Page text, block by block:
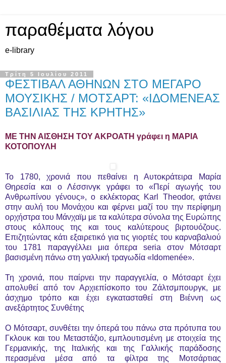
παραθέματα λόγου
e-library
Τρίτη 5 Ιουλίου 2011
ΦΕΣΤΙΒΑΛ ΑΘΗΝΩΝ ΣΤΟ ΜΕΓΑΡΟ
ΜΟΥΣΙΚΗΣ / ΜΟΤΣΑΡΤ: «ΙΔΟΜΕΝΕΑΣ
ΒΑΣΙΛΙΑΣ ΤΗΣ ΚΡΗΤΗΣ»
ΜΕ ΤΗΝ ΑΙΣΘΗΣΗ ΤΟΥ ΑΚΡΟΑΤΗ γράφει η ΜΑΡΙΑ
ΚΟΤΟΠΟΥΛΗ
Το 1780, χρονιά που πεθαίνει η Αυτοκράτειρα Μαρία
Θηρεσία και ο Λέσσινγκ γράφει το «Περί αγωγής του
Ανθρωπίνου γένους», ο εκλέκτορας Karl Theodor, φτάνει
στην αυλή του Μονάχου και φέρνει μαζί του την περίφημη
ορχήστρα του Μάνχαϊμ με τα καλύτερα σύνολα της Ευρώπης
στους κόλπους της και τους καλύτερους βιρτουόζους.
Επιζητώντας κάτι εξαιρετικό για τις γιορτές του καρναβαλιού
του 1781 παραγγέλλει μια όπερα seria στον Μότσαρτ
βασισμένη πάνω στη γαλλική τραγωδία «Idomenée».
Τη χρονιά, που παίρνει την παραγγελία, ο Μότσαρτ έχει
απολυθεί από τον Αρχιεπίσκοπο του Ζάλτσμπουργκ, με
άσχημο τρόπο και έχει εγκατασταθεί στη Βιέννη ως
ανεξάρτητος Συνθέτης
Ο Μότσαρτ, συνθέτει την όπερά του πάνω στα πρότυπα του
Γκλουκ και του Μεταστάζιο, εμπλουτισμένη με στοιχεία της
Γερμανικής, της Ιταλικής και της Γαλλικής παράδοσης
περασμένα μέσα από τα φίλτρα της Μοτσάρτιας